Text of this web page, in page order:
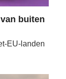
buiten
EU-landen